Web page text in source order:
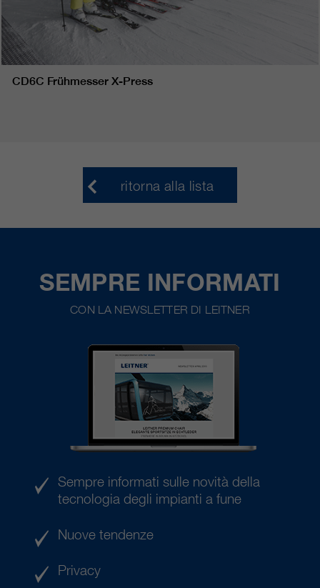
CD6C Frühmesser X-Press
ritorna alla lista
SEMPRE INFORMATI
CON LA NEWSLETTER DI LEITNER
Sempre informati sulle novità della
tecnologia degli impianti a fune
Nuove tendenze
Privacy